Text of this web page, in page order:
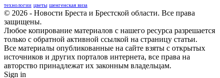
технологии цветы шенгенская виза
© 2026 - Новости Бреста и Брестской области. Все права
защищены.
Любое копирование материалов с нашего ресурса разрешается
только с обратной активной ссылкой на страницу статьи.
Все материалы опубликованные на сайте взяты с открытых
источников и других порталов интернета, все права на
авторство принадлежат их законным владельцам.
Sign in